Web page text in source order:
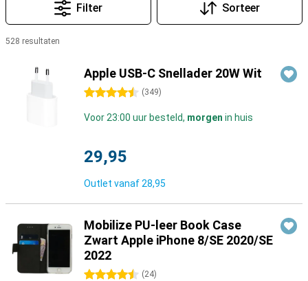
Filter Sorteer
528 resultaten
Apple USB-C Snellader 20W Wit
4.5 sterren (349)
Voor 23:00 uur besteld, morgen in huis
29,95
Outlet vanaf 28,95
Mobilize PU-leer Book Case
Zwart Apple iPhone 8/SE 2020/SE
2022
4.5 sterren (24)